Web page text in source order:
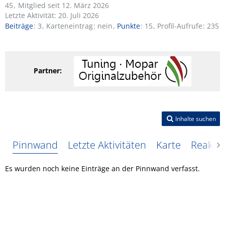
45
Mitglied seit 12. März 2026
Letzte Aktivität: 20. Juli 2026
Beiträge 3 Karteneintrag nein Punkte 15 Profil-Aufrufe 235
Partner:
Inhalte suchen
Pinnwand Letzte Aktivitäten Karte
Es wurden noch keine Einträge an der Pinnwand verfasst.